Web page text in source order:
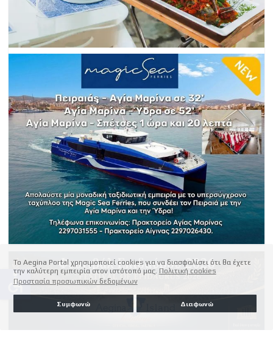
Το Aegina Portal χρησιμοποιεί cookies για να διασφαλίσει ότι θα έχετε
την καλύτερη εμπειρία στον ιστότοπό μας. Πολιτική cookies
Προστασία προσωπικών δεδομένων
Συμφωνώ Διαφωνώ
accessible